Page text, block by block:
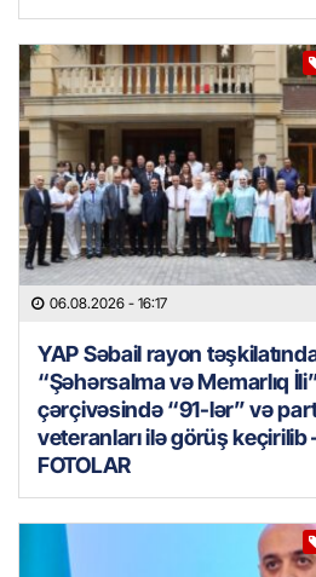
06.08.2026 - 16:17
YAP Səbail rayon
“Şəhərsalma və Memarlıq
çərçivəsində “91-lər” və
veteranları ilə görüş keçirilib
FOTOLAR